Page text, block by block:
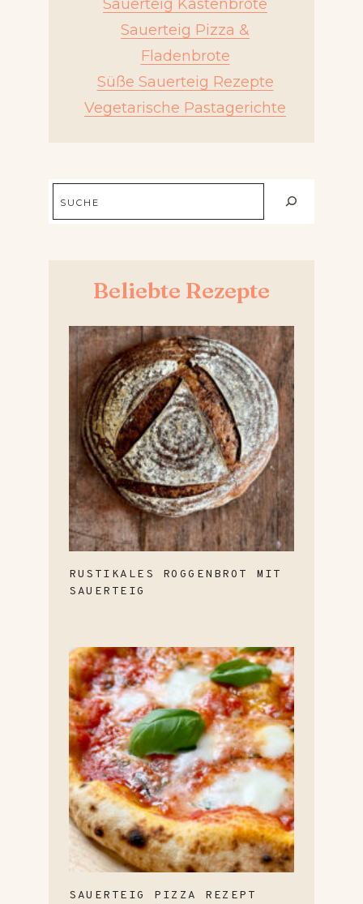
Sauerteig Kastenbrote
Sauerteig Pizza &
Fladenbrote
Süße Sauerteig Rezepte
Vegetarische Pastagerichte
Beliebte Rezepte
RUSTIKALES ROGGENBROT MIT
SAUERTEIG
SAUERTEIG PIZZA REZEPT